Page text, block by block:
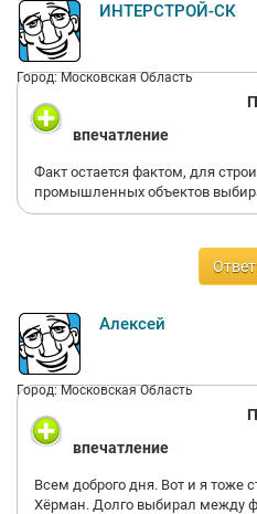
ИНТЕРСТРОЙ-СК
Город: Московская Область
впечатление
Факт остается фактом, для
промышленных объектов
Алексей
Город: Московская Область
впечатление
Всем доброго дня. Вот и я тоже
Хёрман. Долго выбирал между